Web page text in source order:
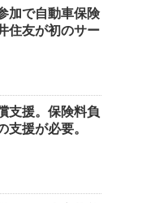
加で自動車保険
住友が初のサー
支援。保険料負
支援が必要。